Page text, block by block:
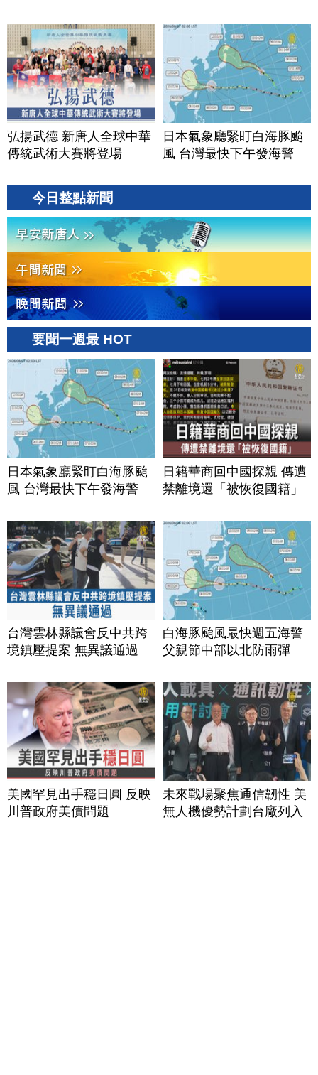
弘揚武德 新唐人全球中華
傳統武術大賽將登場
日本氣象廳緊盯白海豚颱
風 台灣最快下午發海警
今日整點新聞
要聞一週最 HOT
日本氣象廳緊盯白海豚颱
風 台灣最快下午發海警
日籍華商回中國探親 傳遭
禁離境還「被恢復國籍」
台灣雲林縣議會反中共跨
境鎮壓提案 無異議通過
白海豚颱風最快週五海警
父親節中部以北防雨彈
美國罕見出手穩日圓 反映
川普政府美債問題
未來戰場聚焦通信韌性 美
無人機優勢計劃台廠列入